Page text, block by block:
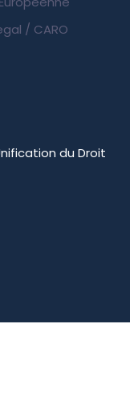
/ CARO
du Droit